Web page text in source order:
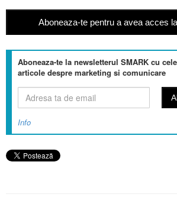
Aboneaza-te pentru a avea acces
Aboneaza-te la newsletterul SMARK cu
articole despre marketing si comunicare
Info